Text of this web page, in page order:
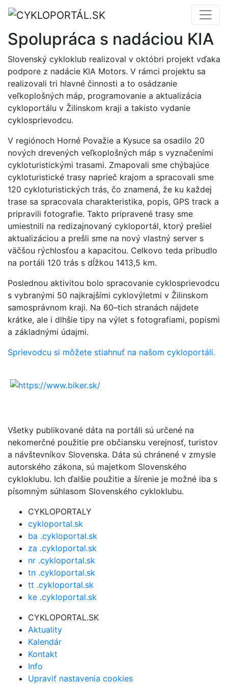
Spolupráca s nadáciou KIA
Slovenský cykloklub realizoval v októbri projekt vďaka
podpore z nadácie KIA Motors. V rámci projektu sa
realizovali tri hlavné činnosti a to osádzanie
veľkoplošných máp, programovanie a aktualizácia
cykloportálu v Žilinskom kraji a takisto vydanie
cyklosprievodcu.
V regiónoch Horné Považie a Kysuce sa osadilo 20
nových drevených veľkoplošných máp s vyznačeními
cykloturistickými trasami. Zmapovali sme chýbajúce
cykloturistické trasy naprieč krajom a spracovali sme
120 cykloturistických trás, čo znamená, že ku každej
trase sa spracovala charakteristika, popis, GPS track a
pripravili fotografie. Takto pripravené trasy sme
umiestnili na redizajnovaný cykloportál, ktorý prešiel
aktualizáciou a prešli sme na nový vlastný server s
väčšou rýchlosťou a kapacitou. Celkovo teda pribudlo
na portáli 120 trás s dĺžkou 1413,5 km.
Poslednou aktivitou bolo spracovanie cyklosprievodcu
s vybranými 50 najkrajšími cyklovýletmi v Žilinskom
samosprávnom kraji. Na 60–tich stranách nájdete
krátke, ale i dlhšie tipy na výlet s fotografiami, popismi
a základnými údajmi.
Sprievodcu si môžete stiahnuť na našom cykloportáli.
Všetky publikované dáta na portáli sú určené na
nekomerčné použitie pre občiansku verejnosť, turistov
a návštevníkov Slovenska. Dáta sú chránené v zmysle
autorského zákona, sú majetkom Slovenského
cykloklubu. Ich ďalšie použitie a šírenie je možné iba s
písomným súhlasom Slovenského cykloklubu.
CYKLOPORTALY
cykloportal.sk
ba .cykloportal.sk
za .cykloportal.sk
nr .cykloportal.sk
tn .cykloportal.sk
tt .cykloportal.sk
ke .cykloportal.sk
CYKLOPORTAL.SK
Aktuality
Kalendár
Kontakt
Info
Upraviť nastavenia cookies